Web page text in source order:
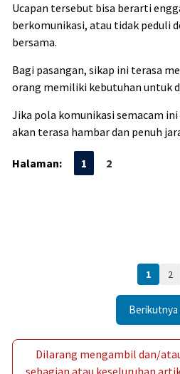
Ucapan tersebut bisa berarti
berkomunikasi, atau tidak peduli
bersama.
Bagi pasangan, sikap ini terasa
orang memiliki kebutuhan untuk
Jika pola komunikasi semacam
akan terasa hambar dan penuh
Halaman: 1 2
1 2
Dilarang mengambil dan/